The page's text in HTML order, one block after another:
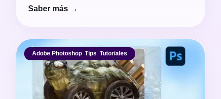
Saber más →
Adobe Photoshop, Tips, Tutoriales